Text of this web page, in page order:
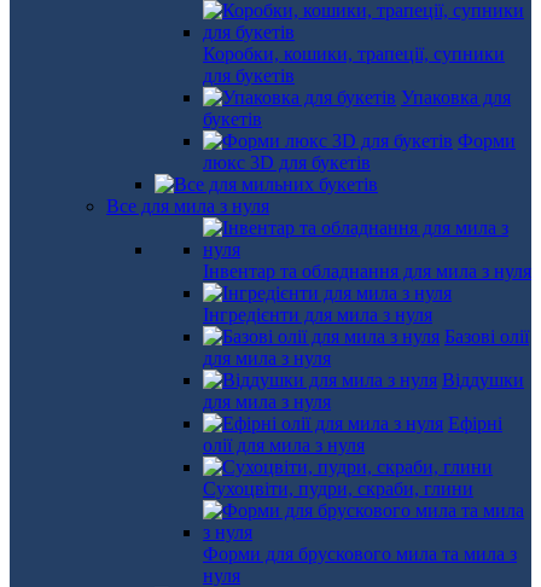
Коробки, кошики, трапеції, супники
для букетів
Упаковка для
букетів
Форми
люкс 3D для букетів
Все для мила з нуля
Інвентар та обладнання для мила з нуля
Інгредієнти для мила з нуля
Базові олії
для мила з нуля
Віддушки
для мила з нуля
Ефірні
олії для мила з нуля
Сухоцвіти, пудри, скраби, глини
Форми для брускового мила та мила з
нуля